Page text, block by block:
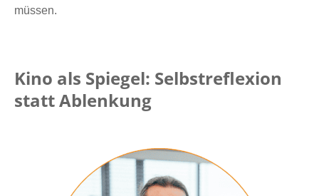
müssen.
Kino als Spiegel: Selbstreflexion
statt Ablenkung